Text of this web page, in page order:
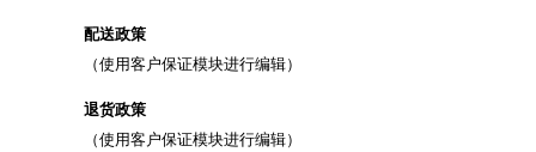
配送政策
（使用客户保证模块进行编辑）
退货政策
（使用客户保证模块进行编辑）
添加至愿望清单
((title))
((label))
登录
您需要登录才能将产品保存在您的心愿单中。